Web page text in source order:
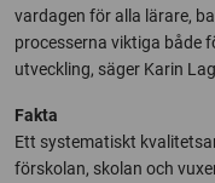
vardagen för alla lärare,
processerna viktiga både
utveckling, säger Karin
Fakta
Ett systematiskt
förskolan, skolan och